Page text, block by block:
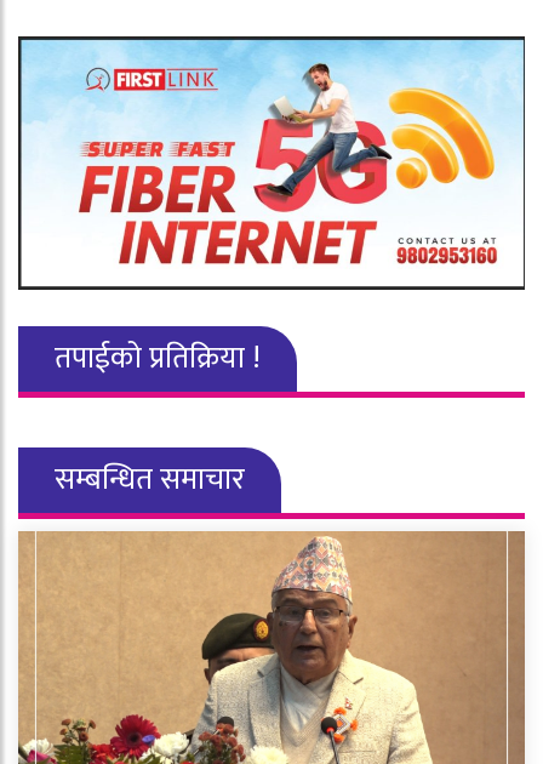
तपाईको प्रतिक्रिया !
सम्बन्धित समाचार